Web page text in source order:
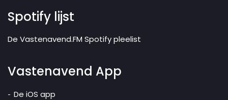
Spotify lijst
De Vastenavend.FM Spotify pleelist
Vastenavend App
De iOS app